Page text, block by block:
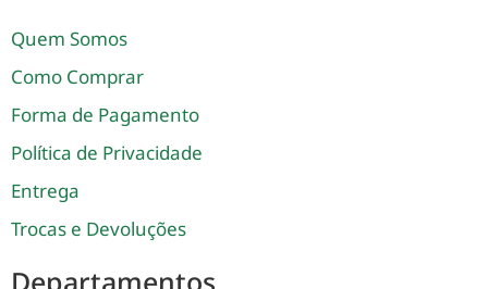
Quem Somos
Como Comprar
Forma de Pagamento
Política de Privacidade
Entrega
Trocas e Devoluções
Departamentos